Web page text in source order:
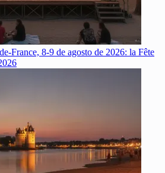
France, 8-9 de agosto de 2026: la Fête